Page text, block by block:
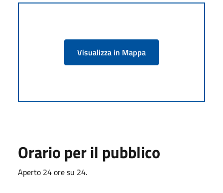
Visualizza in Mappa
Orario per il pubblico
Aperto 24 ore su 24.